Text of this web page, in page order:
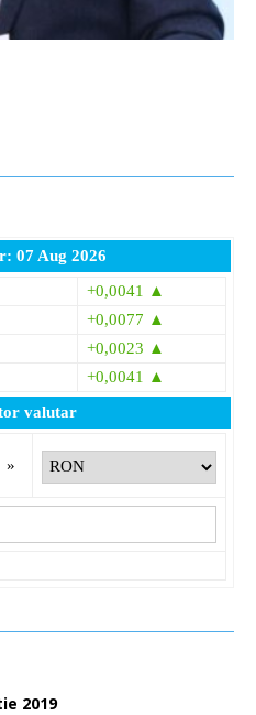
07 Aug 2026
+0,0041 ▲
+0,0077 ▲
+0,0023 ▲
+0,0041 ▲
valutar
»
2019